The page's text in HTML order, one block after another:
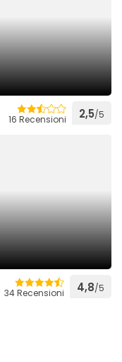
16 Recensioni 2,5/5
34 Recensioni 4,8/5